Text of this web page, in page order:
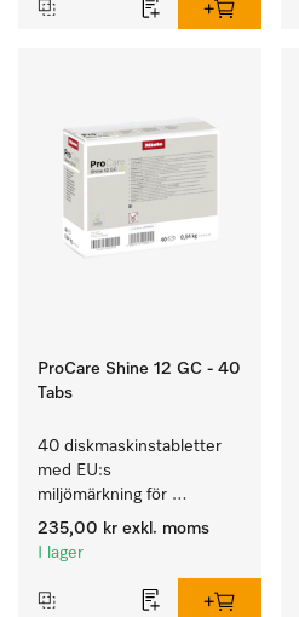
ProCare Shine 12 GC - 40
Tabs
40 diskmaskinstabletter
med EU:s
miljömärkning för
rengöring av mycket
smutsigt porslin, bestick
235,00 kr exkl. moms
I lager